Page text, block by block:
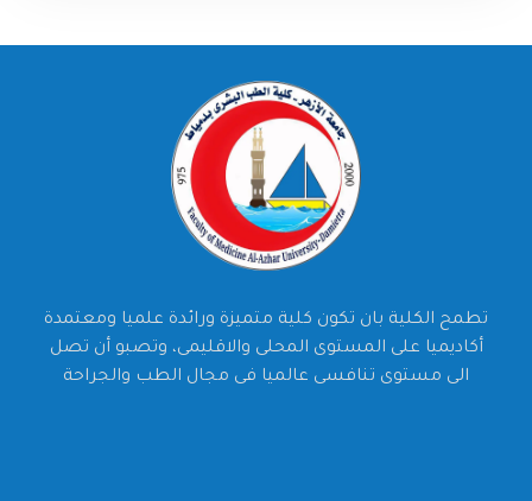
تطمح الكلية بان تكون كلية متميزة ورائدة علميا ومعتمدة
أكاديميا على المستوى المحلى والاقليمى، وتصبو أن تصل
الى مستوى تنافسى عالميا فى مجال الطب والجراحة